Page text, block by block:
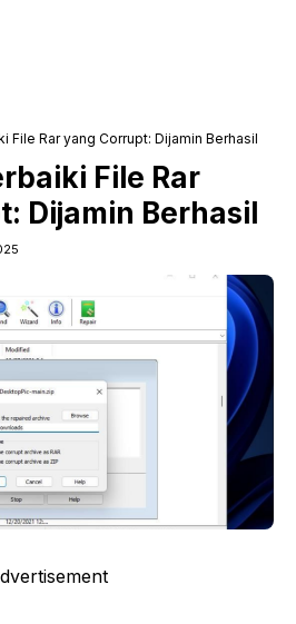
File Rar yang Corrupt: Dijamin Berhasil
File Rar
Dijamin Berhasil